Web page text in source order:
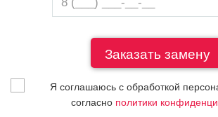
Я соглашаюсь с обработкой
согласно политики